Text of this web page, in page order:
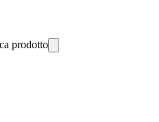
prodotto